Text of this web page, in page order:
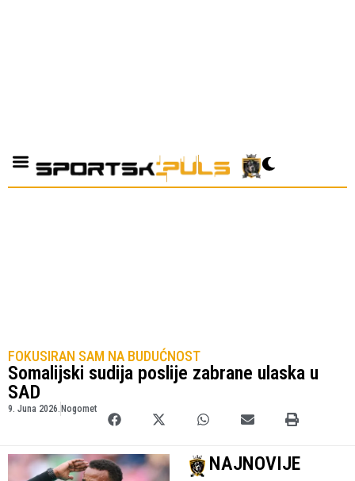
FOKUSIRAN SAM NA BUDUĆNOST
Somalijski sudija poslije zabrane ulaska u
SAD
9. Juna 2026. Nogomet
NAJNOVIJE